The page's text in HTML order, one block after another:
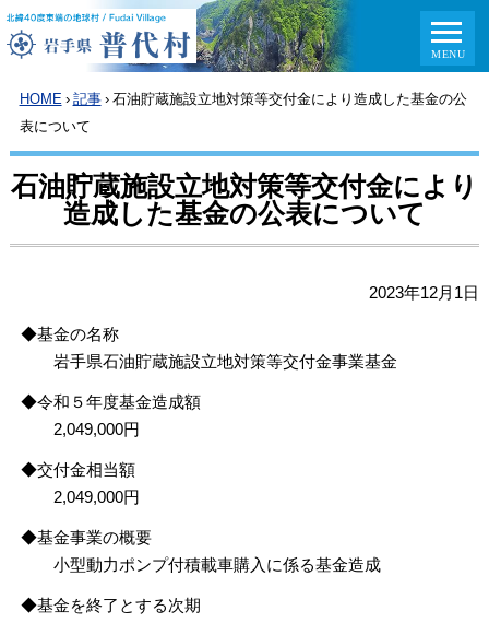
HOME › 記事 › 石油貯蔵施設立地対策等交付金により造成した基金の公
表について
石油貯蔵施設立地対策等交付金により
造成した基金の公表について
2023年12月1日
◆基金の名称
岩手県石油貯蔵施設立地対策等交付金事業基金
◆令和５年度基金造成額
2,049,000円
◆交付金相当額
2,049,000円
◆基金事業の概要
小型動力ポンプ付積載車購入に係る基金造成
◆基金を終了とする次期